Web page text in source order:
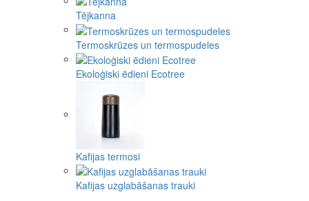
Tējkanna
Termoskrūzes un termospudeles
Ekoloģiski ēdieni Ecotree
Kafijas termosi
Kafijas uzglabāšanas trauki